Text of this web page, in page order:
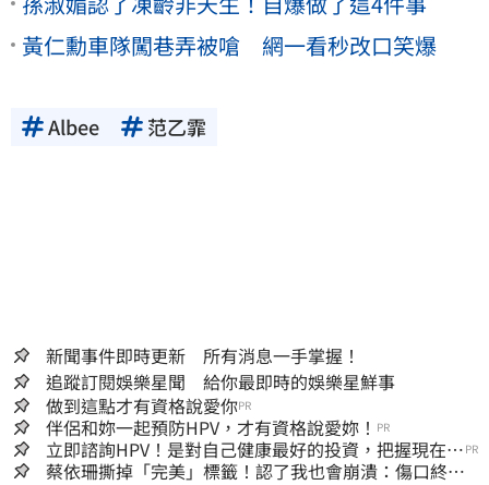
黃仁勳車隊闖巷弄被嗆 網一看秒改口笑爆
Albee 范乙霏
新聞事件即時更新 所有消息一手掌握！
追蹤訂閱娛樂星聞 給你最即時的娛樂星鮮事
做到這點才有資格說愛你PR
伴侶和妳一起預防HPV，才有資格說愛妳！ PR
立即諮詢HPV！是對自己健康最好的投資，把握現在不
嫌晚！
PR
蔡依珊撕掉「完美」標籤！認了我也會崩潰：傷口終究